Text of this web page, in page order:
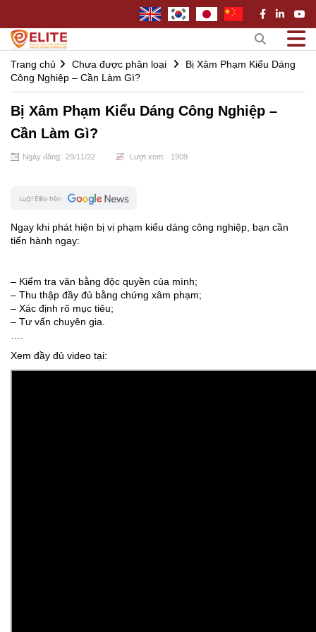
Trang chủ Chưa được phân loại
Bị Xâm Phạm Kiểu Dáng
Công Nghiệp – Cần Làm Gì?
Bị Xâm Phạm Kiểu Dáng Công Nghiệp –
Cần Làm Gì?
Ngày đăng: 29/11 /22 Lượt xem: 1909
Ngay khi phát hiện bị vi phạm kiểu dáng công nghiệp, bạn cần
tiến hành ngay:
– Kiểm tra văn bằng độc quyền của mình;
– Thu thập đầy đủ bằng chứng xâm phạm;
– Xác định rõ mục tiêu;
– Tư vấn chuyên gia.
….
Xem đầy đủ video tại: